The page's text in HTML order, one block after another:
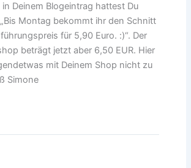
in Deinem Blogeintrag hattest Du
Montag bekommt ihr den Schnitt
für 5,90 Euro. :)“. Der
beträgt jetzt aber 6,50 EUR. Hier
mit Deinem Shop nicht zu
Simone